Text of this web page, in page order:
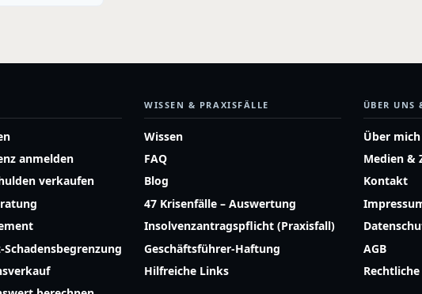
anmelden
verkaufen
WISSEN & PRAXISFÄLLE
Wissen
FAQ
Blog
47 Krisenfälle – Auswertung
Insolvenzantragspflicht (Praxisfall)
Geschäftsführer-Haftung
Hilfreiche Links
ÜBER UNS
Über mich
Medien &
Kontakt
AGB